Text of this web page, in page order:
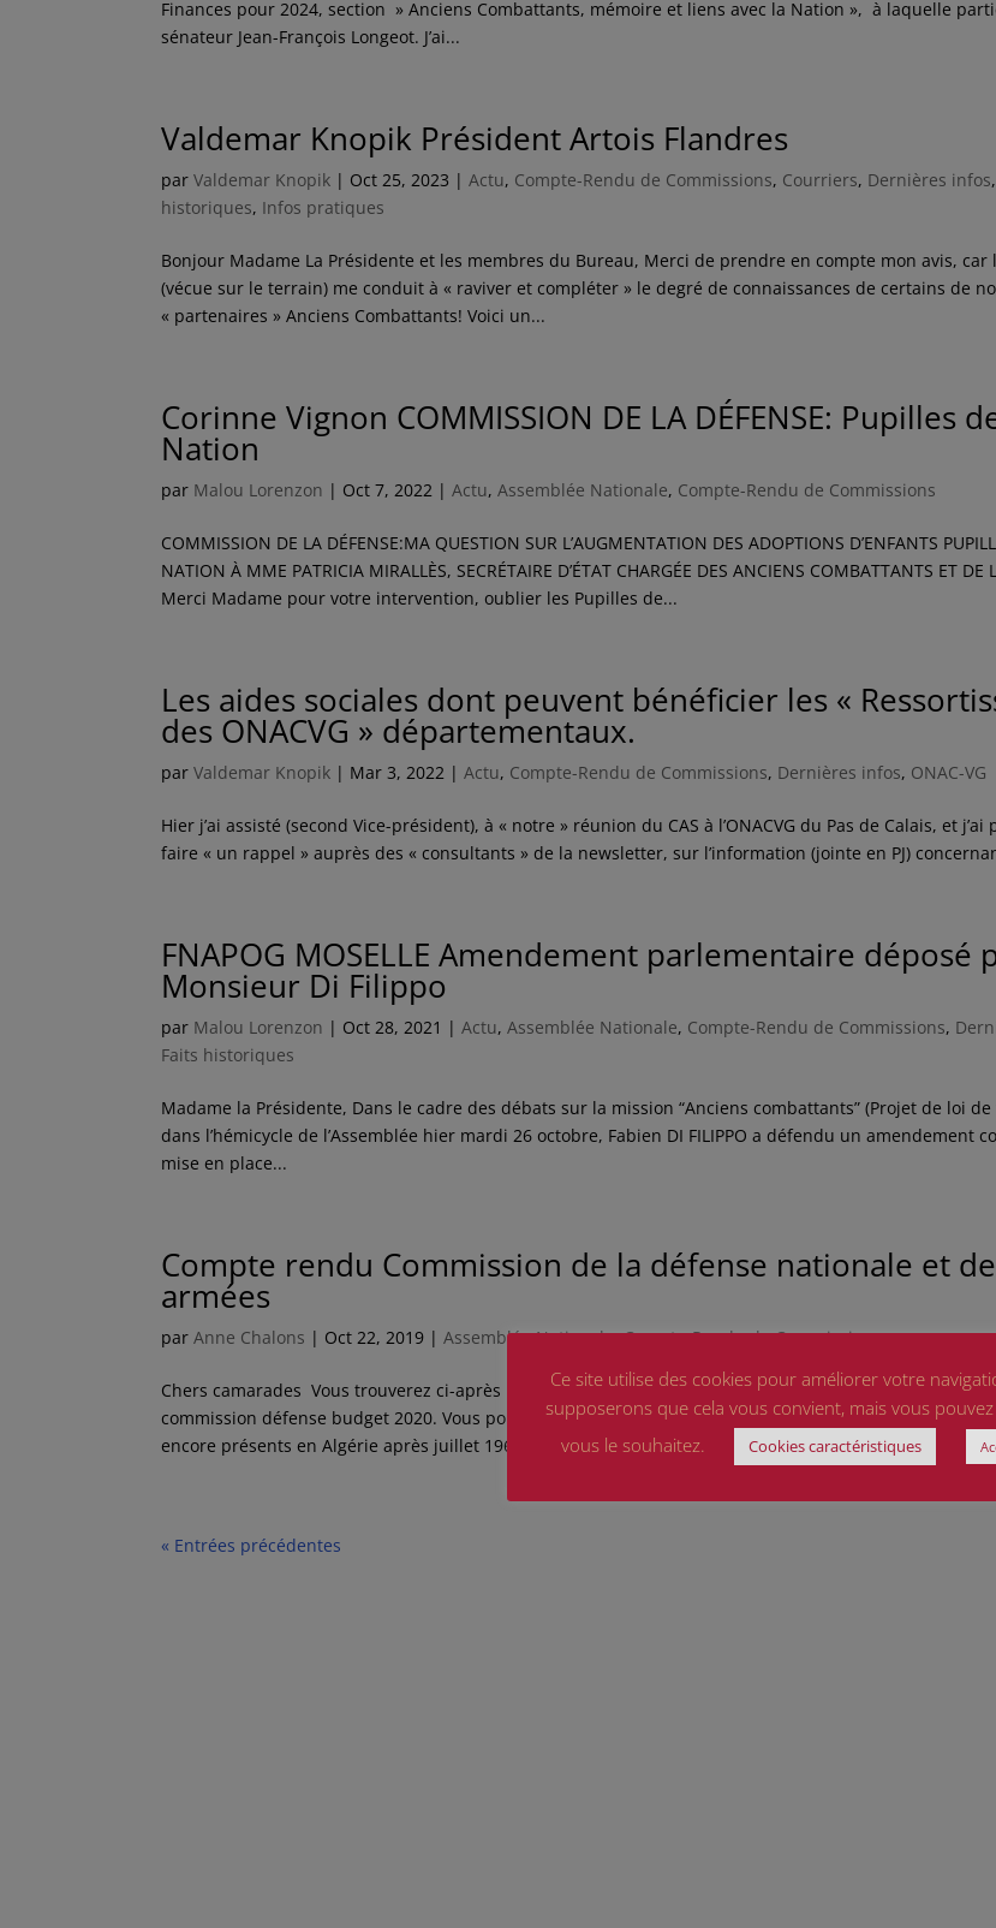
Finances pour 2024, section » Anciens Combattants, mémoire et liens avec la Nation », à laquelle
sénateur Jean-François Longeot. J’ai...
Valdemar Knopik Président Artois Flandres
parValdemar Knopik | Oct 25, 2023 |Actu, Compte-Rendu de Commissions, Courriers, Dernières infos,
historiques, Infos pratiques
Bonjour Madame La Présidente et les membres du Bureau, Merci de prendre en compte mon avis, car
(vécue sur le terrain) me conduit à « raviver et compléter » le degré de connaissances de certains de
« partenaires » Anciens Combattants! Voici un...
Corinne Vignon COMMISSION DE LA DÉFENSE: Pupilles
Nation
par Malou Lorenzon | Oct 7, 2022 |Actu,Assemblée Nationale, Compte-Rendu de Commissions
COMMISSION DE LA DÉFENSE:MA QUESTION SUR L’AUGMENTATION DES ADOPTIONS D’ENFANTS
NATION À MME PATRICIA MIRALLÈS, SECRÉTAIRE D’ÉTAT CHARGÉE DES ANCIENS COMBATTANTS ET DE
Merci Madame pour votre intervention, oublier les Pupilles de...
Les aides sociales dont peuvent bénéficier les «
des ONACVG » départementaux.
parValdemar Knopik | Mar 3, 2022 |Actu, Compte-Rendu de Commissions, Dernières infos, ONAC-VG
Hier j’ai assisté (second Vice-président), à « notre » réunion du CAS à l’ONACVG du Pas de Calais, et
faire « un rappel » auprès des « consultants » de la newsletter, sur l’information (jointe en PJ)
FNAPOG MOSELLE Amendement parlementaire déposé
Monsieur Di Filippo
par Malou Lorenzon | Oct 28, 2021 |Actu,Assemblée Nationale, Compte-Rendu de Commissions,
Faits historiques
Madame la Présidente, Dans le cadre des débats sur la mission “Anciens combattants” (Projet de loi de
dans l’hémicycle de l’Assemblée hier mardi 26 octobre, Fabien DI FILIPPO a défendu un amendement
mise en place...
Compte rendu Commission de la défense nationale et
armées
parAnne Chalons | Oct 22, 2019 |Assemblée Nationale,Compte-Rendu de Commissions
Chers camarades Vous trouverez ci-après le compte-rendu de l’audition de madame Darrieussecq
commission défense budget 2020. Vous pourrez y lire que faire un recensement pour les soldats du
encore présents en Algérie après juillet 1962...
« Entrées précédentes
Ce site utilise des cookies pour améliorer votre
supposerons que cela vous convient, mais vous
vous le souhaitez.
Cookies caractéristiques